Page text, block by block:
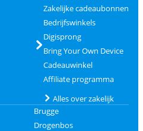
Zakelijke cadeaubonnen
Bedrijfswinkels
Digisprong
Bring Your Own Device
Cadeauwinkel
Affiliate programma
Alles over zakelijk
Brugge
Drogenbos